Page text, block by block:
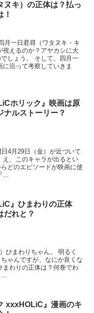
ヌキ）の正体は？払っ
！
月一日君尋（ワタヌキ・キ
視えるのか？アヤカシに大
しょう。 そして、四月一
沿って考察していきま
ホリック』映画は原
ナルストーリー？
4月29日（金）が近づいて
え、このキャラが出るとい
どのエピソードが映画に使
』ひまわりの正体
だれと？
ひまわりちゃん。 明るく
ゃんですが、なにか良くな
わりの正体は？何巻でわ
xxxHOLiC』漫画のキ